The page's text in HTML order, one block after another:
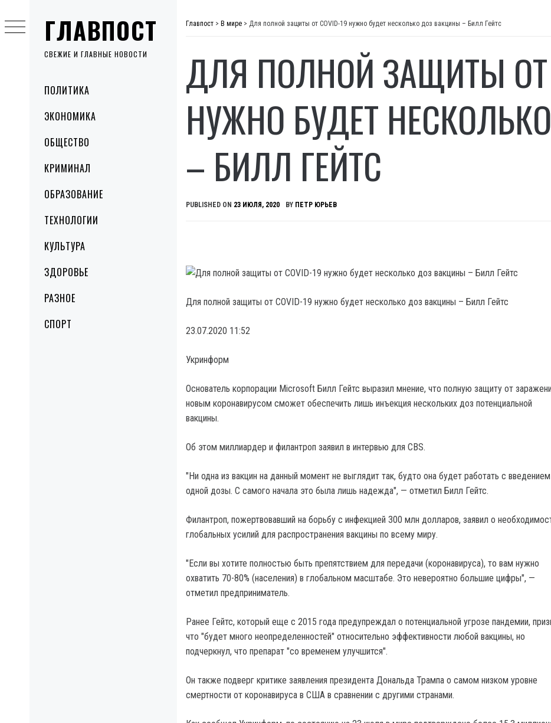
ГЛАВПОСТ
СВЕЖИЕ И ГЛАВНЫЕ НОВОСТИ
MenuПОЛИТИКА
ЭКОНОМИКА
ОБЩЕСТВО
КРИМИНАЛ
ОБРАЗОВАНИЕ
ТЕХНОЛОГИИ
КУЛЬТУРА
ЗДОРОВЬЕ
РАЗНОЕ
СПОРТ
to
content
Главпост > В мире > Для полной защиты от COVID-19 нужно будет несколько доз вакцины – Билл Гейтс
ДЛЯ ПОЛНОЙ ЗАЩИТЫ ОТ
НУЖНО БУДЕТ
– БИЛЛ ГЕЙТС
PUBLISHED ON 23 ИЮЛЯ, 2020 BY ПЕТР ЮРЬЕВ
Для полной защиты от COVID-19 нужно будет несколько доз вакцины – Билл Гейтс
23.07.2020 11:52
Укринформ
Основатель корпорации Microsoft Билл Гейтс выразил мнение, что полную защиту от
новым коронавирусом сможет обеспечить лишь инъекция нескольких доз потенциальной
вакцины.
Об этом миллиардер и филантроп заявил в интервью для CBS.
"Ни одна из вакцин на данный момент не выглядит так, будто она будет работать с введением
одной дозы. С самого начала это была лишь надежда", — отметил Билл Гейтс.
Филантроп, пожертвовавший на борьбу с инфекцией 300 млн долларов, заявил о
глобальных усилий для распространения вакцины по всему миру.
"Если вы хотите полностью быть препятствием для передачи (коронавируса), то вам нужно
охватить 70-80% (населения) в глобальном масштабе. Это невероятно большие цифры", —
отметил предприниматель.
Ранее Гейтс, который еще с 2015 года предупреждал о потенциальной угрозе пандемии,
что "будет много неопределенностей" относительно эффективности любой вакцины, но
подчеркнул, что препарат "со временем улучшится".
Он также подверг критике заявления президента Дональда Трампа о самом низком уровне
смертности от коронавируса в США в сравнении с другими странами.